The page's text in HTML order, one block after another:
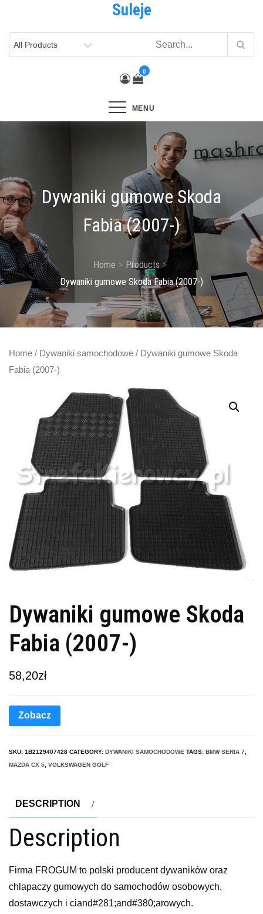
content
Suleje
0
MENU
Dywaniki gumowe Skoda
Fabia (2007-)
Home
Products
Dywaniki gumowe Skoda Fabia (2007-)
Home / Dywaniki samochodowe / Dywaniki gumowe Skoda
Fabia (2007-)
Dywaniki gumowe Skoda
Fabia (2007-)
58,20zł
Zobacz
SKU: 1B2129407428 CATEGORY: DYWANIKI SAMOCHODOWE TAGS: BMW SERIA 7,
MAZDA CX 5, VOLKSWAGEN GOLF
DESCRIPTION
Description
Firma FROGUM to polski producent dywaników oraz
chlapaczy gumowych do samochodów osobowych,
dostawczych i ciand#281;and#380;arowych.